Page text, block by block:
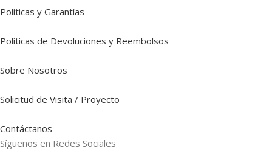
Políticas y Garantías
Políticas de Devoluciones y Reembolsos
Sobre Nosotros
Solicitud de Visita / Proyecto
Contáctanos
Síguenos en Redes Sociales